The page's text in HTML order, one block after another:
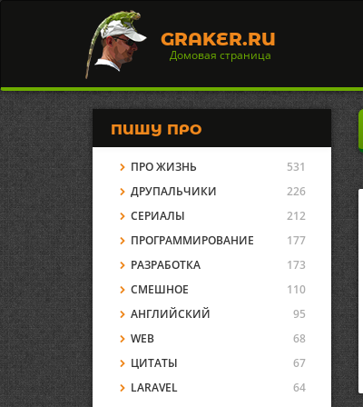
GRAKER.RU
Домовая страница
ПИШУ ПРО
ПРО ЖИЗНЬ
531
ДРУПАЛЬЧИКИ
226
СЕРИАЛЫ
212
ПРОГРАММИРОВАНИЕ
177
РАЗРАБОТКА
173
СМЕШНОЕ
110
АНГЛИЙСКИЙ
95
WEB
68
ЦИТАТЫ
67
LARAVEL
64